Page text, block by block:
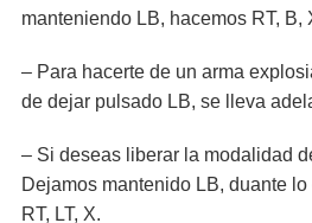
manteniendo LB, hacemos RT, B,
– Para hacerte de un arma
de dejar pulsado LB, se lleva
– Si deseas liberar la modalidad
Dejamos mantenido LB, duante lo
RT, LT, X.